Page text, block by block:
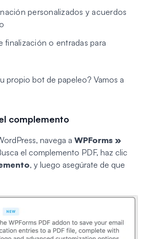
personalizados y acuerdos
finalización o entradas para
propio bot de papeleo? Vamos a
complemento
navega a WPForms »
el complemento PDF, haz clic
, y luego asegúrate de que